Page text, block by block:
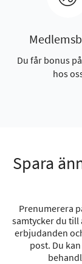
Du får bonus
hos
Spara
Prenumerera
samtycker du
erbjudanden
post. Du